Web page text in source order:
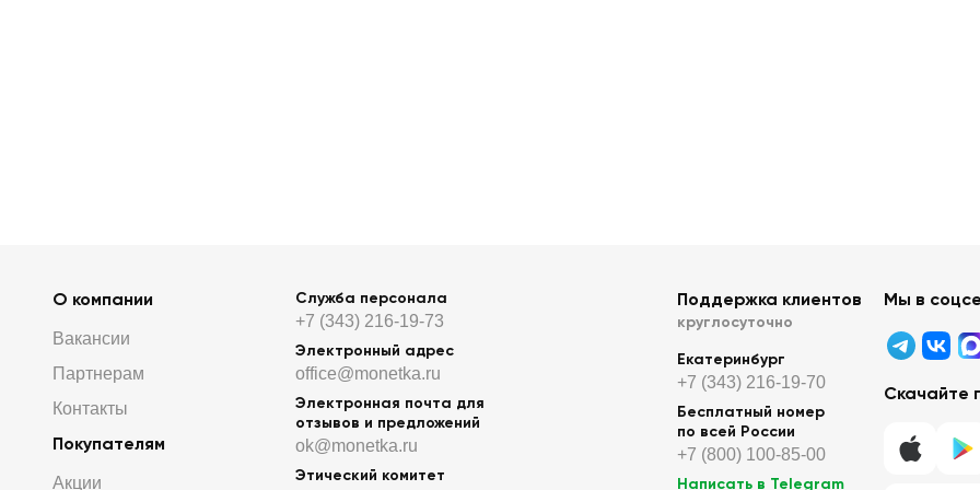
О компании
Вакансии
Партнерам
Контакты
Покупателям
Акции
Служба персонала
+7 (343) 216-19-73
Электронный адрес
office@monetka.ru
Электронная почта для
отзывов и предложений
ok@monetka.ru
Этический комитет
Поддержка клиентов
круглосуточно
Екатеринбург
+7 (343) 216-19-70
Бесплатный номер
по всей России
+7 (800) 100-85-00
Написать в Telegram
Мы в
Скачайте